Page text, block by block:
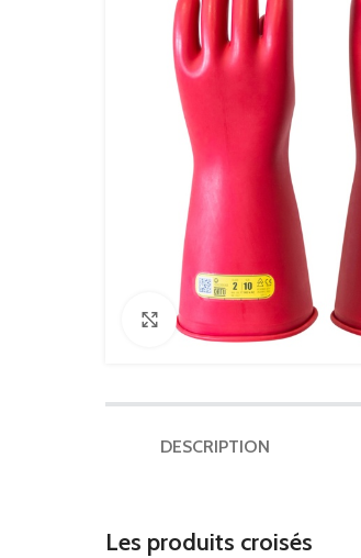
Click to enlarge
DESCRIPTION
Les produits croisés